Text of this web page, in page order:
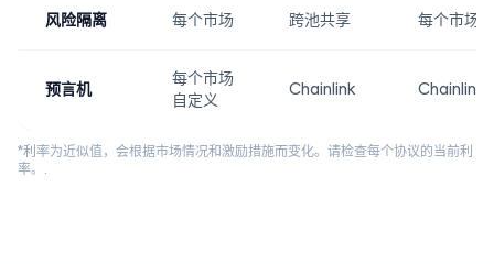
风险隔离 每个市场 跨池共享 每个市场
预言机
每个市场
自定义
Chainlink Chainlink
*利率为近似值，会根据市场情况和激励措施而变化。请检查每个协议的当前利
率。.